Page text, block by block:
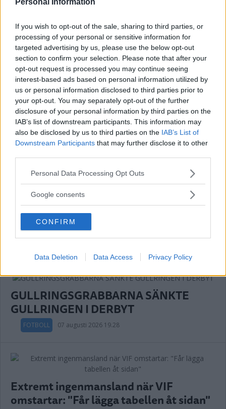
If you wish to opt-out of the sale, sharing to third parties, or
processing of your personal or sensitive information for
targeted advertising by us, please use the below opt-out
section to confirm your selection. Please note that after your
opt-out request is processed you may continue seeing
interest-based ads based on personal information utilized by
us or personal information disclosed to third parties prior to
your opt-out. You may separately opt-out of the further
disclosure of your personal information by third parties on the
IAB’s list of downstream participants. This information may
also be disclosed by us to third parties on the IAB’s List of
Downstream Participants that may further disclose it to other
Please note that this website/app uses one or more Google
not limited to your visit or usage behaviour. You may click to
use your data for below specified purposes in below Google
consent section.
Personal Data Processing Opt Outs
Google consents
CONFIRM
Data Deletion Data Access Privacy Policy
Lindgren nöjd: "Nödvändigt om vi ska
kriga om seriesegern"
FOTBOLL 07 augusti 2026 20.42
VIDEO: Albin målskytt i derbyt mot
moderklubben
DERBY
GULLRINGSGRABBARNA SÄNKTE
GULLRINGEN I DERBYT
FOTBOLL 07 augusti 2026 19.28
Extremt ingenmansland när VIF
omstartar: "Får lägga tabellen åt sidan"